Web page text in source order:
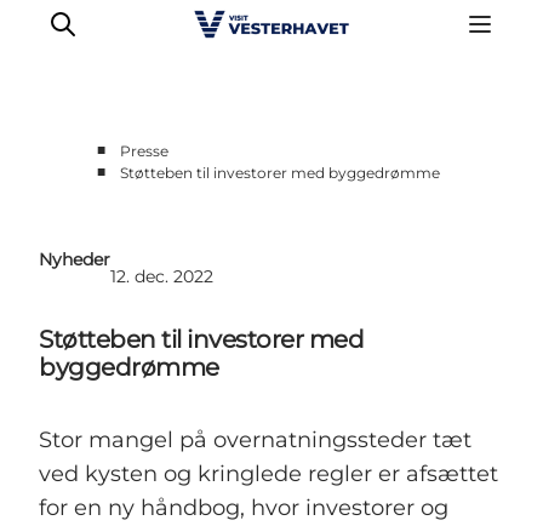
Projekter
Nyheder
Om os
■
Presse
■
Støtteben til investorer med byggedrømme
Nyheder
12. dec. 2022
Støtteben til investorer med
byggedrømme
Stor mangel på overnatningssteder tæt
ved kysten og kringlede regler er afsættet
for en ny håndbog, hvor investorer og